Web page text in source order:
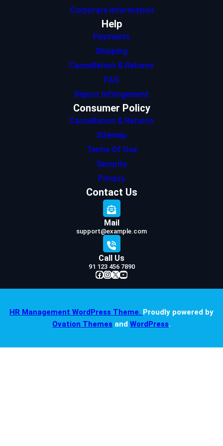
Corporate Information
Help
Payments
Shipping
Cancellation & Returns
FAQ
Report Infringement
Consumer Policy
Cancellation & Returns
Sitemap
Terms Of Use
Security
Privacy
Contact Us
Mail
support@example.com
Call Us
91 123 456 7890
Facebook InstagramX YouTube
HR Management WordPress Theme. Proudly powered by
Ovation Themes and WordPress.